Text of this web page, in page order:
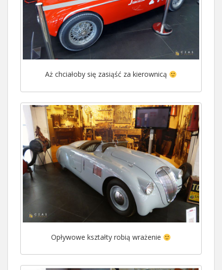
Aż chciałoby się zasiąść za kierownicą
Opływowe kształty robią wrażenie